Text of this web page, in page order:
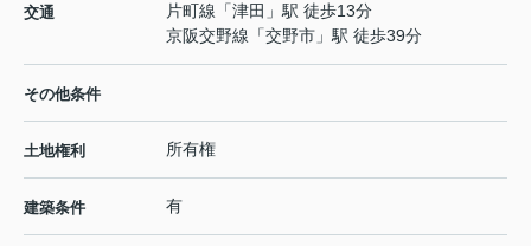
交通 片町線 「津田 」駅 徒歩13分
京阪交野線 「交野市 」駅 徒歩39分
その他条件
土地権利 所有権
建築条件 有